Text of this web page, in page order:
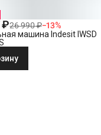
₽26 990 ₽−13%
машина Indesit IWSD